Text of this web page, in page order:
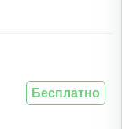
Бесплатно